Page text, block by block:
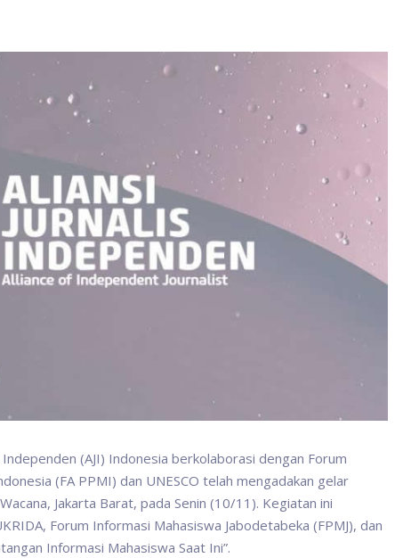
(AJI) Indonesia berkolaborasi dengan Forum
(FA PPMI) dan UNESCO telah mengadakan gelar
Jakarta Barat, pada Senin (10/11). Kegiatan ini
Forum Informasi Mahasiswa Jabodetabeka (FPMJ), dan
Informasi Mahasiswa Saat Ini”.